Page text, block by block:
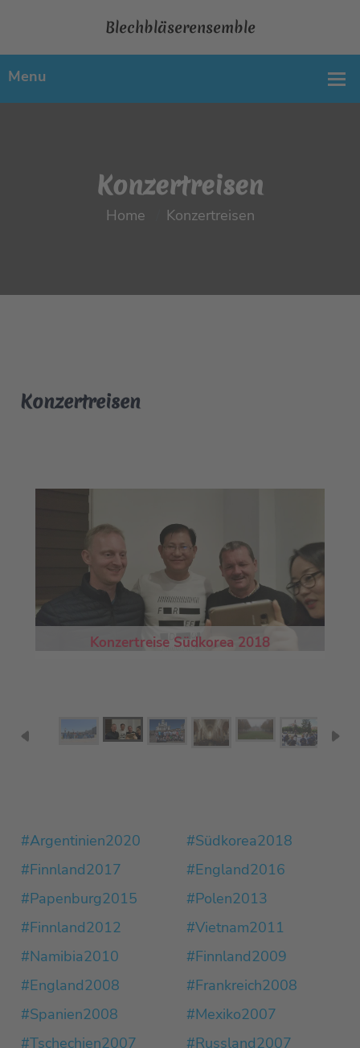
Blechbläserensemble
Konzertreisen
Home Konzertreisen
Konzertreisen
Konzertreise Südkorea 2018
#Argentinien2020
#Finnland2017
#Papenburg2015
#Finnland2012
#Namibia2010
#England2008
#Spanien2008
#Tschechien2007
#Südkorea2018
#England2016
#Polen2013
#Vietnam2011
#Finnland2009
#Frankreich2008
#Mexiko2007
#Russland2007